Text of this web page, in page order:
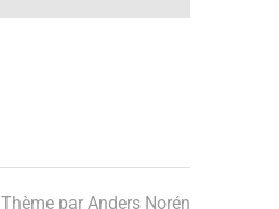
Thème par Anders Norén